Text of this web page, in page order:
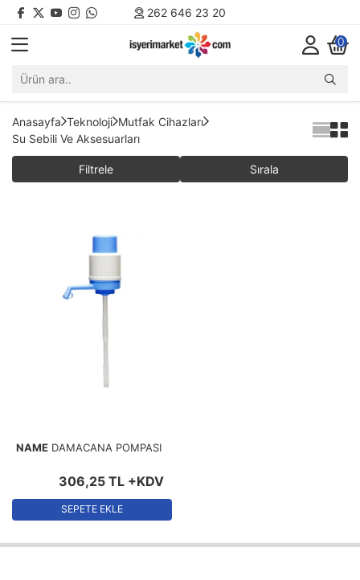
262 646 23 20
0
Anasayfa Teknoloji Mutfak Cihazları
Su Sebili Ve Aksesuarları
Filtrele Sırala
NAME DAMACANA POMPASI
306,25 TL +KDV
SEPETE EKLE